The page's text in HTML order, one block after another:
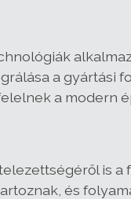
a gyártási
a modern
is
és